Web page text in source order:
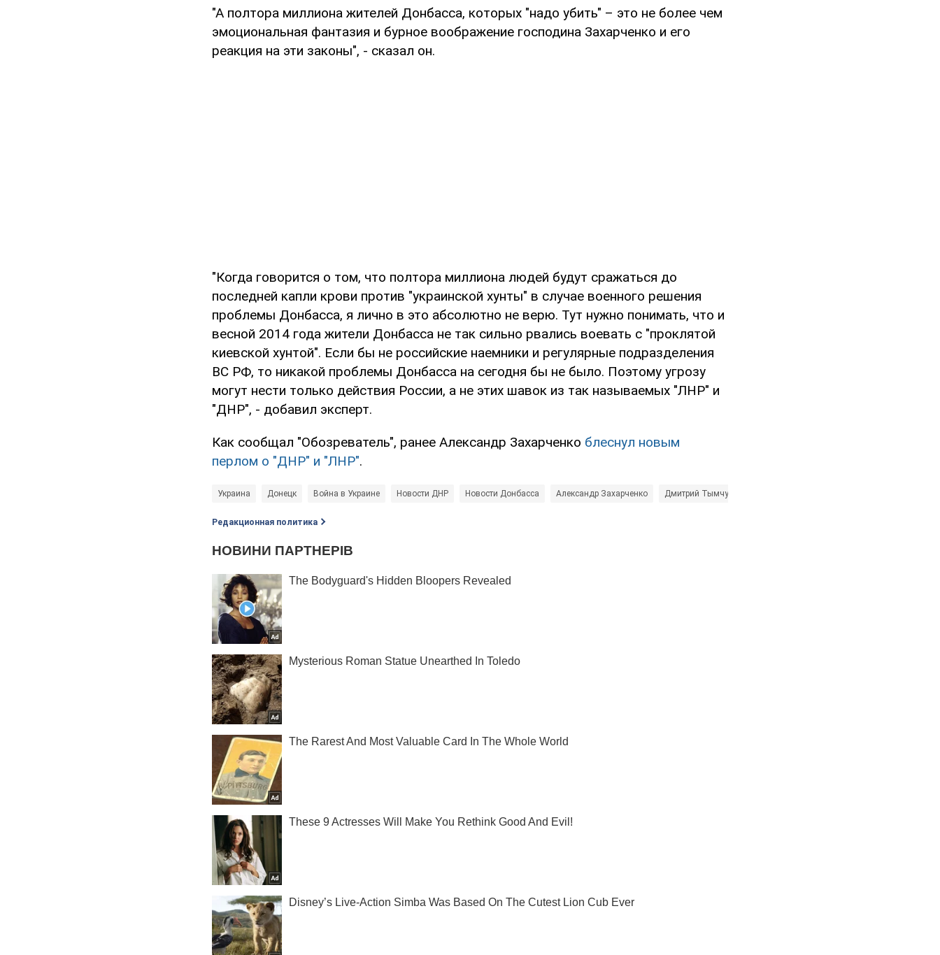
"А полтора миллиона жителей Донбасса, которых "надо убить" – это не более чем
эмоциональная фантазия и бурное воображение господина Захарченко и его
реакция на эти законы", - сказал он.
"Когда говорится о том, что полтора миллиона людей будут сражаться до
последней капли крови против "украинской хунты" в случае военного решения
проблемы Донбасса, я лично в это абсолютно не верю. Тут нужно понимать, что и
весной 2014 года жители Донбасса не так сильно рвались воевать с "проклятой
киевской хунтой". Если бы не российские наемники и регулярные подразделения
ВС РФ, то никакой проблемы Донбасса на сегодня бы не было. Поэтому угрозу
могут нести только действия России, а не этих шавок из так называемых "ЛНР" и
"ДНР", - добавил эксперт.
Как сообщал "Обозреватель", ранее Александр Захарченко блеснул новым
перлом о "ДНР" и "ЛНР".
Украина Донецк Война в Украине Новости ДНР Новости Донбасса Александр Захарченко Дмитрий Тымчук
Редакционная политика